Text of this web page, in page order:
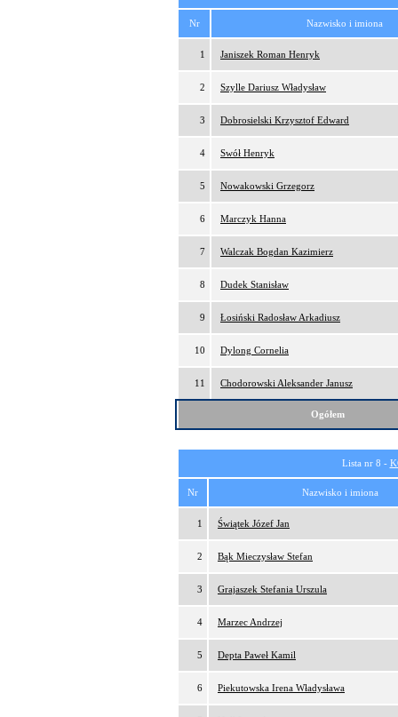
Nr Nazwisko i imiona
1 Janiszek Roman Henryk
2 Szylle Dariusz Władysław
3 Dobrosielski Krzysztof Edward
4 Swół Henryk
5 Nowakowski Grzegorz
6 Marczyk Hanna
7 Walczak Bogdan Kazimierz
8 Dudek Stanisław
9 Łosiński Radosław Arkadiusz
10 Dylong Cornelia
11 Chodorowski Aleksander Janusz
Ogółem
Lista nr 8 -
Nr Nazwisko i imiona
1 Świątek Józef Jan
2 Bąk Mieczysław Stefan
3 Grajaszek Stefania Urszula
4 Marzec Andrzej
5 Depta Paweł Kamil
6 Piekutowska Irena Władysława